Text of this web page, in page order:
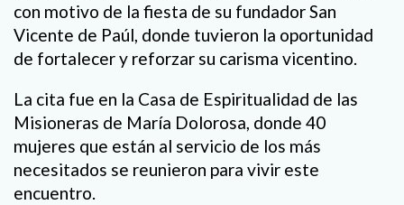
con motivo de la fiesta de su fundador San
Vicente de Paúl, donde tuvieron la oportunidad
de fortalecer y reforzar su carisma vicentino.
La cita fue en la Casa de Espiritualidad de las
Misioneras de María Dolorosa, donde 40
mujeres que están al servicio de los más
necesitados se reunieron para vivir este
encuentro.